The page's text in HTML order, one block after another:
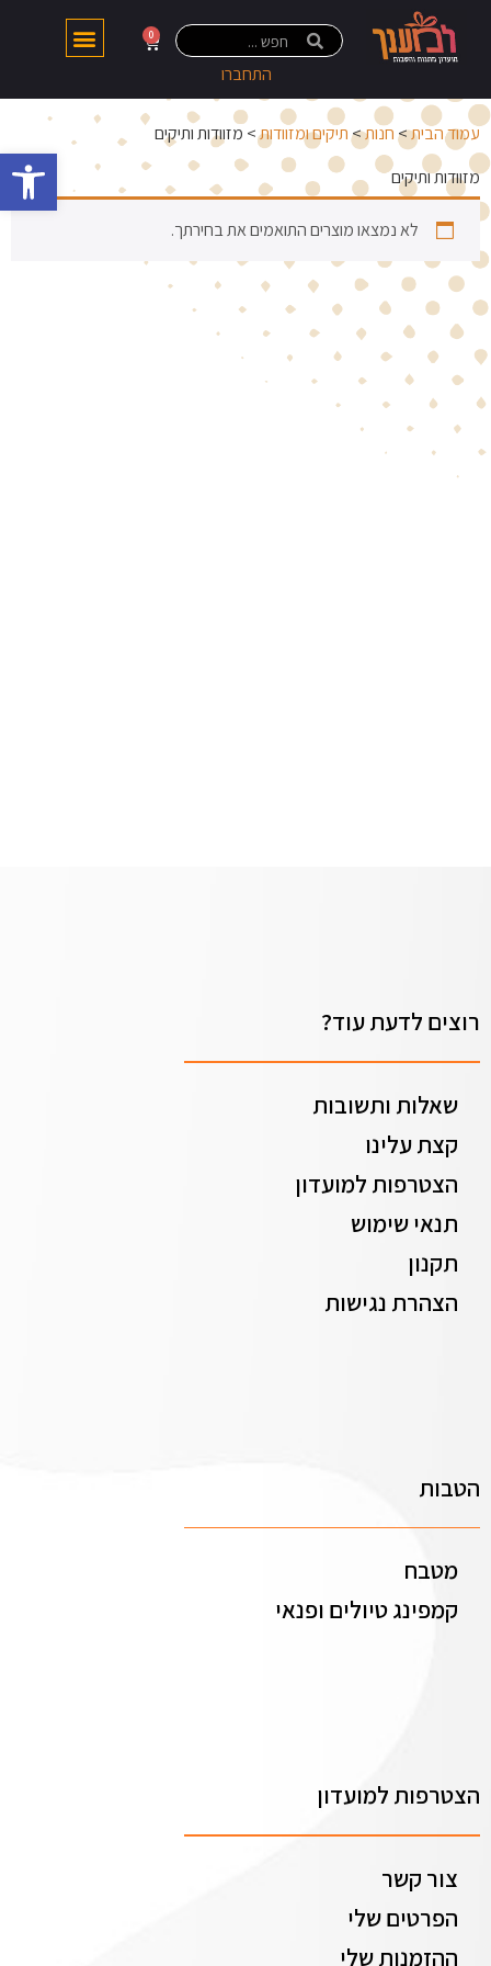
התחברו
0
עמוד הבית>חנות>תיקים ומזוודות> מזוודות ותיקים
מזוודות ותיקים
לא נמצאו מוצרים התואמים את בחירתך.
רוצים לדעת עוד?
שאלות ותשובות
קצת עלינו
הצטרפות למועדון
תנאי שימוש
תקנון
הצהרת נגישות
הטבות
מטבח
קמפינג טיולים ופנאי
הצטרפות למועדון
צור קשר
הפרטים שלי
ההזמנות שלי